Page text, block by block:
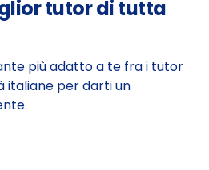
tutor di tutta
più adatto a te fra i tutor
italiane per darti un